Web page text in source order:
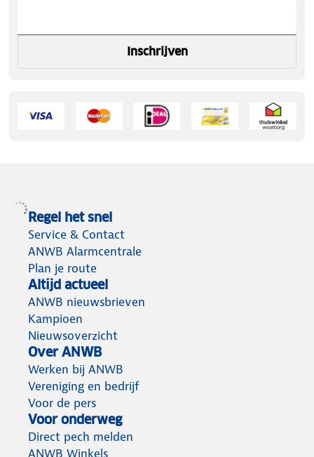
Inschrijven
Regel het snel
Service & Contact
ANWB Alarmcentrale
Plan je route
Altijd actueel
ANWB nieuwsbrieven
Kampioen
Nieuwsoverzicht
Over ANWB
Werken bij ANWB
Vereniging en bedrijf
Voor de pers
Voor onderweg
Direct pech melden
ANWB Winkels